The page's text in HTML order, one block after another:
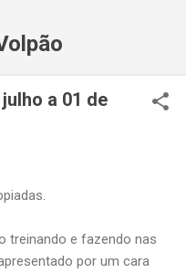
a 01 de
treinando e fazendo nas
por um cara